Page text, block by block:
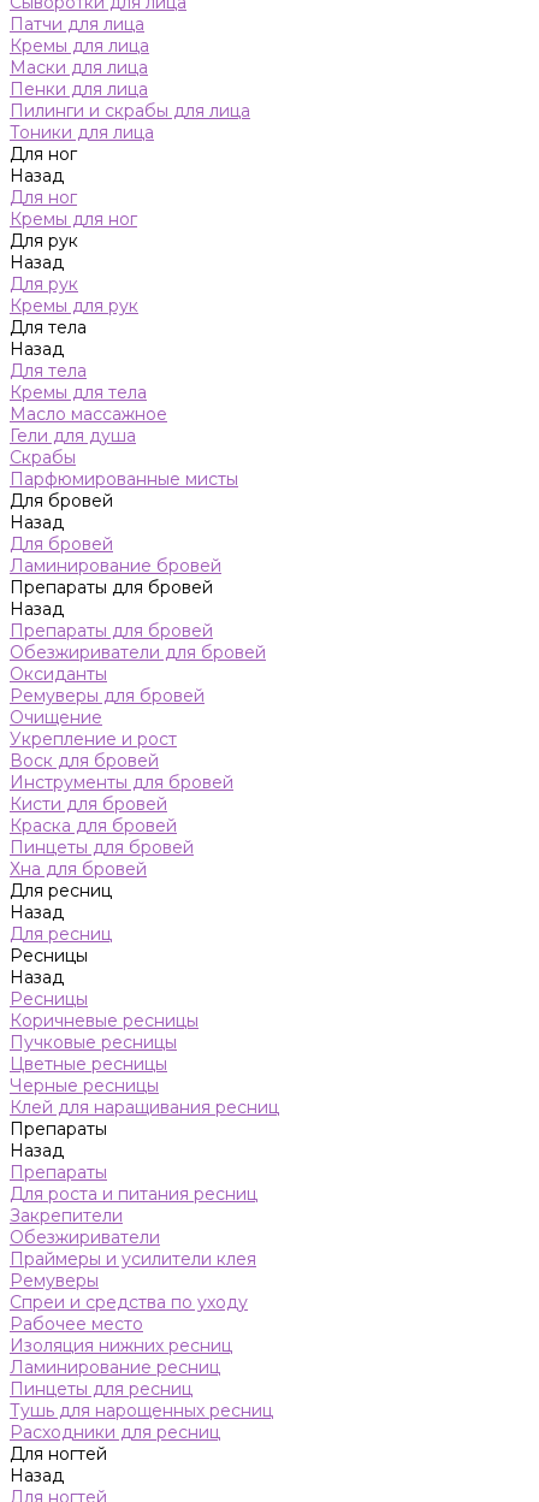
Патчи для лица
Кремы для лица
Маски для лица
Пенки для лица
Пилинги и скрабы для лица
Тоники для лица
Для ног
Назад
Для ног
Кремы для ног
Для рук
Назад
Для рук
Кремы для рук
Для тела
Назад
Для тела
Кремы для тела
Масло массажное
Гели для душа
Скрабы
Парфюмированные мисты
Для бровей
Назад
Для бровей
Ламинирование бровей
Препараты для бровей
Назад
Препараты для бровей
Обезжириватели для бровей
Оксиданты
Ремуверы для бровей
Очищение
Укрепление и рост
Воск для бровей
Инструменты для бровей
Кисти для бровей
Краска для бровей
Пинцеты для бровей
Хна для бровей
Для ресниц
Назад
Для ресниц
Ресницы
Назад
Ресницы
Коричневые ресницы
Пучковые ресницы
Цветные ресницы
Черные ресницы
Клей для наращивания ресниц
Препараты
Назад
Препараты
Для роста и питания ресниц
Закрепители
Обезжириватели
Праймеры и усилители клея
Ремуверы
Спреи и средства по уходу
Рабочее место
Изоляция нижних ресниц
Ламинирование ресниц
Пинцеты для ресниц
Тушь для нарощенных ресниц
Расходники для ресниц
Для ногтей
Назад
Для ногтей